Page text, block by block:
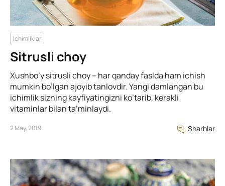
Ichimliklar
Sitrusli choy
Xushbo’y sitrusli choy – har qanday faslda ham ichish
mumkin bo’lgan ajoyib tanlovdir. Yangi damlangan bu
ichimlik sizning kayfiyatingizni ko’tarib, kerakli
vitaminlar bilan ta’minlaydi.
2 May, 2019 Sharhlar